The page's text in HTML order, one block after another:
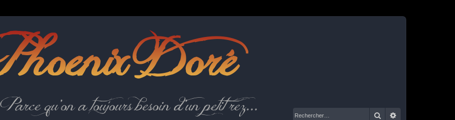
Doré
Parce qu'on a toujours besoin d'un petit rez... Rechercher